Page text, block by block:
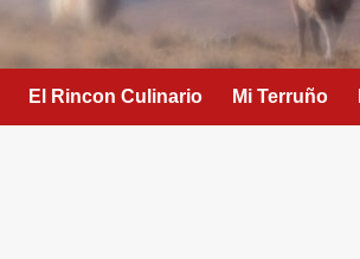
El Rincon Culinario Mi Terruño